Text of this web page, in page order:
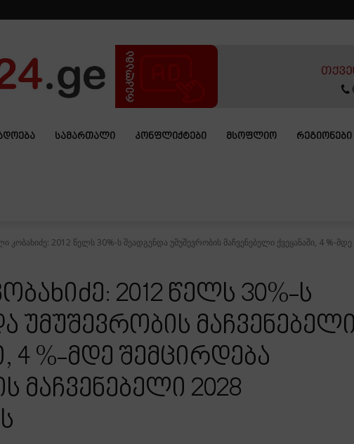
ᲡᲐᲛᲐᲠᲗᲐᲚᲘ ᲙᲝᲜᲤᲚᲘᲥᲢᲔᲑᲘ ᲛᲡᲝᲤᲚᲘᲝ ᲠᲔᲒᲘᲝᲜᲔᲑᲘ
კობახიძე: 2012 წელს 30%-ს შეადგენდა უმუშევრობის მაჩვენებელი ქვეყანაში, 4 %-
2012 წელს 30%-ს
უმუშევრობის მაჩვენებელი
4 %-მდე შემცირდება
მაჩვენებელი 2028